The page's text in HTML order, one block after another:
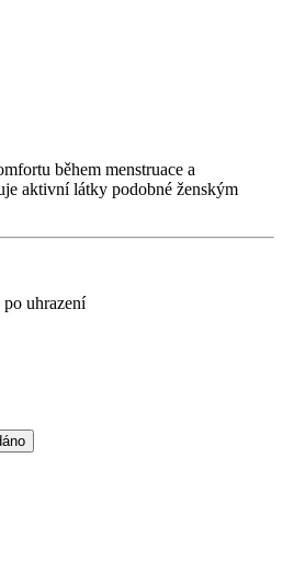
během menstruace a
aktivní látky podobné ženským
uhrazení